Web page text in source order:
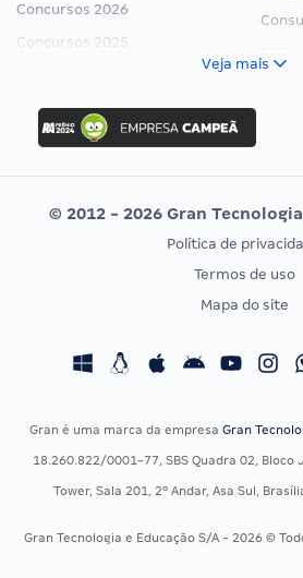
Concursos 2026
Concursos 2025
Concurso Ibama
Concurso MPU
Editais publicados
CONCURSOS POR PROFISSÃO
Concursos Fiscais
Concursos Saúde
Residência Multiprofissional
Veja mais
© 2012 - 2026 Gran
Política de
Termos de uso
Mapa do site
Gran é uma marca da empresa Gran
18.260.822/0001-77, SBS Quadra 02, Bloco
Tower, Sala 201, 2º Andar, Asa Sul,
Gran Tecnologia e Educação S/A - 2026 ©